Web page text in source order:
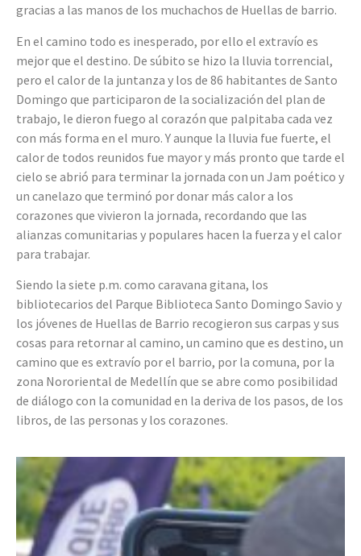
gracias a las manos de los muchachos de Huellas de barrio.
En el camino todo es inesperado, por ello el extravío es
mejor que el destino. De súbito se hizo la lluvia torrencial,
pero el calor de la juntanza y los de 86 habitantes de Santo
Domingo que participaron de la socialización del plan de
trabajo, le dieron fuego al corazón que palpitaba cada vez
con más forma en el muro. Y aunque la lluvia fue fuerte, el
calor de todos reunidos fue mayor y más pronto que tarde el
cielo se abrió para terminar la jornada con un Jam poético y
un canelazo que terminó por donar más calor a los
corazones que vivieron la jornada, recordando que las
alianzas comunitarias y populares hacen la fuerza y el calor
para trabajar.
Siendo la siete p.m. como caravana gitana, los
bibliotecarios del Parque Biblioteca Santo Domingo Savio y
los jóvenes de Huellas de Barrio recogieron sus carpas y sus
cosas para retornar al camino, un camino que es destino, un
camino que es extravío por el barrio, por la comuna, por la
zona Nororiental de Medellín que se abre como posibilidad
de diálogo con la comunidad en la deriva de los pasos, de los
libros, de las personas y los corazones.